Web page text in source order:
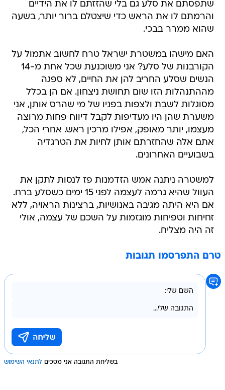
שתפסתם את סלע גם בלי שהזזתם לו את הידיים
והרמתם לו את הראש כדי שיצטלם ברור יותר, בשעה
שהוא ממרר בבכי.
האם מישהו במשטרת ישראל טרח לחשוב אתמול על
הקורבנות של סלע? אני משוכנעת שכל אחת מ-14
הנשים שסלע החריב להן את החיים, לא ספגה
מההתנהלות הזו שום תחושת ניצחון. אם הן בכלל
מסוגלות לשבת ולצפות בפניו של מי שהרס אותן, אני
משערת שהן היו מעדיפות לקבל דיווח פחות מרוצה
מעצמו, יותר מאופק, אפילו מרכין ראש. אחרי הכל,
אתם אלה שהחזרתם אותן לחיות את הטרגדיה
בשבועיים האחרונים.
למשטרה ניתנה אמש הזדמנות פז לנסות לתקן את
העוול שהיא גרמה לעצמה לפני 15 ימים כשסלע ברח.
אם היא היתה מגיבה באנושיות, ברצינות הראויה, ללא
זחיחות וטפיחות מוגזמות על השכם של עצמה, אולי
זה היה מצליח.
טרם התפרסמו תגובות
בשליחת התגובה אני מסכים לתנאי השימוש